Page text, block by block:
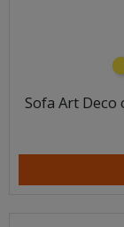
Sofa Art Deco